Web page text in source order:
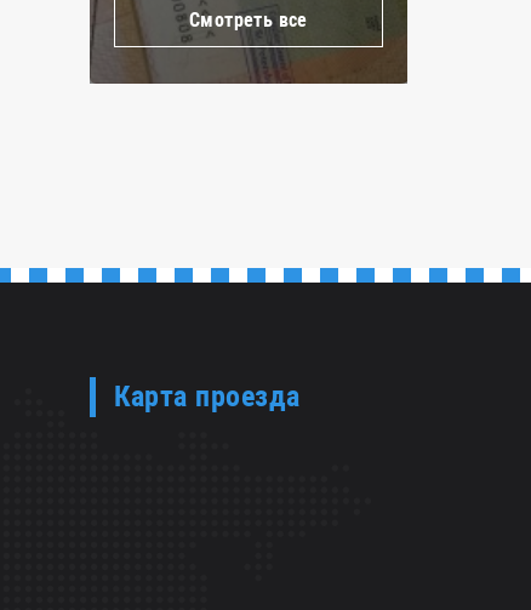
Смотреть все
Карта проезда